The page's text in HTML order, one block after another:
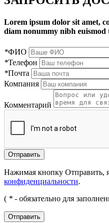
Lorem ipsum dolor sit amet,
diam nonummy nibh
*ФИО
*Телефон
*Почта
Компания
Комментарий
Нажимая кнопку Отправить,
конфиденциальности.
( * - обязательно для